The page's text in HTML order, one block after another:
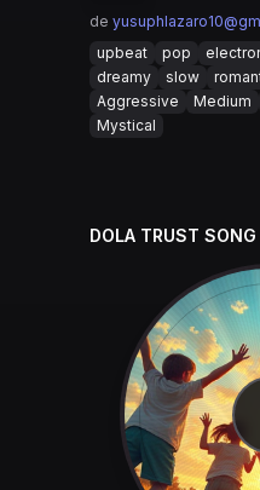
de
upbeat
pop
dreamy
slow
Aggressive
Medium
Mystical
DOLA TRUST SONG